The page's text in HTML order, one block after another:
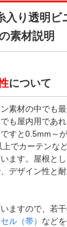
入り透明ビ
素材説明
について
素材の中でも
も屋内用であ
すと0.5mm～
でカーテンな
ます。屋根と
デザイン性と
ますので、若
ル（帯） など